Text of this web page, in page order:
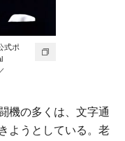
式ポ
機の多くは、文字通
ようとしている。老